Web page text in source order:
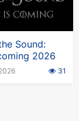
Sound:
2026
31